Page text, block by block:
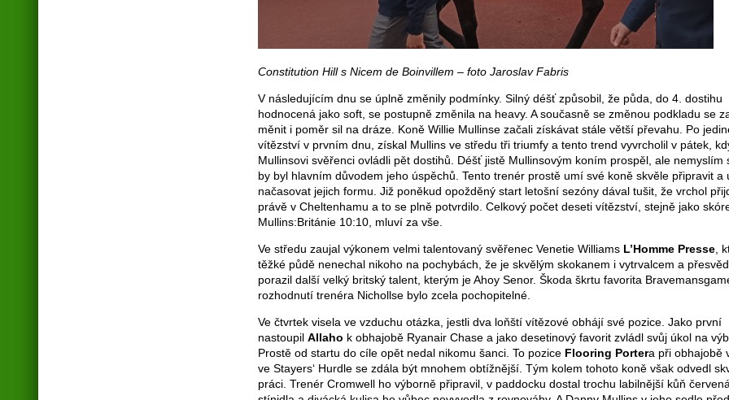
Constitution Hill s Nicem de Boinvillem – foto Jaroslav Fabris
V následujícím dnu se úplně změnily podmínky. Silný déšť způsobil, že půda, do 4. dostihu
hodnocená jako soft, se postupně změnila na heavy. A současně se změnou podkladu se
měnit i poměr sil na dráze. Koně Willie Mullinse začali získávat stále větší převahu. Po
vítězství v prvním dnu, získal Mullins ve středu tři triumfy a tento trend vyvrcholil v pátek,
Mullinsovi svěřenci ovládli pět dostihů. Déšť jistě Mullinsovým koním prospěl, ale nemyslím
by byl hlavním důvodem jeho úspěchů. Tento trenér prostě umí své koně skvěle připravit a
načasovat jejich formu. Již poněkud opožděný start letošní sezóny dával tušit, že vrchol
právě v Cheltenhamu a to se plně potvrdilo. Celkový počet deseti vítězství, stejně jako
Mullins:Británie 10:10, mluví za vše.
Ve středu zaujal výkonem velmi talentovaný svěřenec Venetie Williams L’Homme Presse ,
těžké půdě nenechal nikoho na pochybách, že je skvělým skokanem i vytrvalcem a
porazil další velký britský talent, kterým je Ahoy Senor. Škoda škrtu favorita
rozhodnutí trenéra Nichollse bylo zcela pochopitelné.
Ve čtvrtek visela ve vzduchu otázka, jestli dva loňští vítězové obhájí své pozice. Jako první
nastoupil Allaho k obhajobě Ryanair Chase a jako desetinový favorit zvládl svůj úkol na
Prostě od startu do cíle opět nedal nikomu šanci. To pozice Flooring Portera při obhajobě
ve Stayers‘ Hurdle se zdála být mnohem obtížnější. Tým kolem tohoto koně však odvedl
práci. Trenér Cromwell ho výborně připravil, v paddocku dostal trochu labilnější kůň